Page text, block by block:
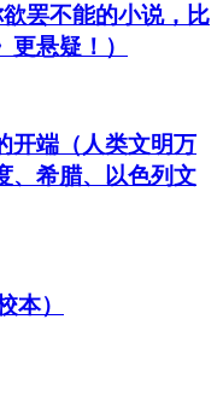
罢不能的小说，比
更悬疑！）
开端（人类文明万
、希腊、以色列文
本）